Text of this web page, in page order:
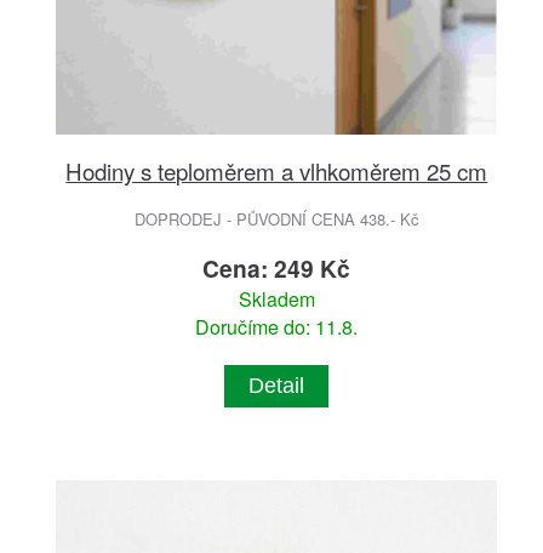
Hodiny s teploměrem a vlhkoměrem 25 cm
DOPRODEJ - PŮVODNÍ CENA 438.- Kč
Cena: 249 Kč
Skladem
Doručíme do: 11.8.
Detail